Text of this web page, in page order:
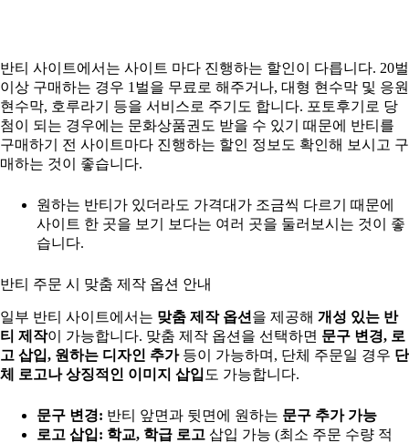
반티 사이트에서는 사이트 마다 진행하는 할인이 다릅니다. 20벌
이상 구매하는 경우 1벌을 무료로 해주거나, 대형 현수막 및 응원
현수막, 호루라기 등을 서비스로 주기도 합니다. 포토후기로 당
첨이 되는 경우에는 문화상품권도 받을 수 있기 때문에 반티를
구매하기 전 사이트마다 진행하는 할인 정보도 확인해 보시고 구
매하는 것이 좋습니다.
원하는 반티가 있더라도 가격대가 조금씩 다르기 때문에
사이트 한 곳을 보기 보다는 여러 곳을 둘러보시는 것이 좋
습니다.
반티 주문 시 맞춤 제작 옵션 안내
일부 반티 사이트에서는 맞춤 제작 옵션 을 제공해 개성 있는 반
티 제작이 가능합니다. 맞춤 제작 옵션을 선택하면 문구 변경, 로
고 삽입, 원하는 디자인 추가등이 가능하며, 단체 주문일 경우 단
체 로고나 상징적인 이미지 삽입 도 가능합니다.
문구 변경: 반티 앞면과 뒷면에 원하는 문구 추가 가능
로고 삽입: 학교, 학급 로고 삽입 가능 (최소 주문 수량 적